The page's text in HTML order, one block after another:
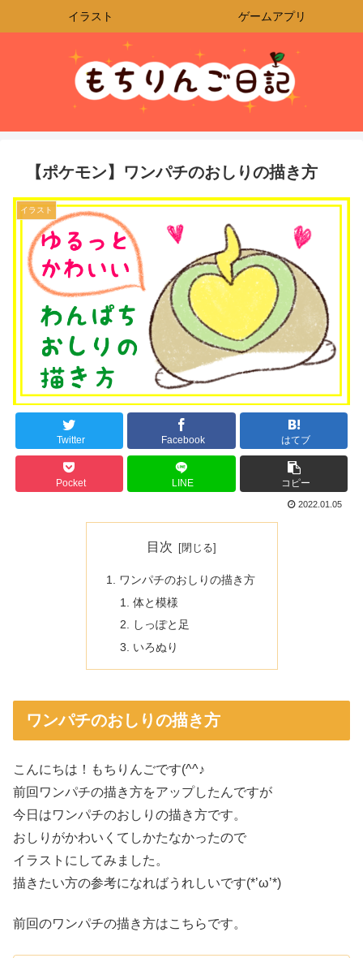
イラスト ゲームアプリ
【ポケモン】ワンパチのおしりの描き方
イラスト
Twitter Facebook はてブ
Pocket LINE コピー
2022.01.05
目次
ワンパチのおしりの描き方
体と模様
しっぽと足
いろぬり
ワンパチのおしりの描き方
こんにちは！もちりんごです(^^♪
前回ワンパチの描き方をアップしたんですが
今日はワンパチのおしりの描き方です。
おしりがかわいくてしかたなかったので
イラストにしてみました。
描きたい方の参考になればうれしいです(*’ω’*)
前回のワンパチの描き方はこちらです。